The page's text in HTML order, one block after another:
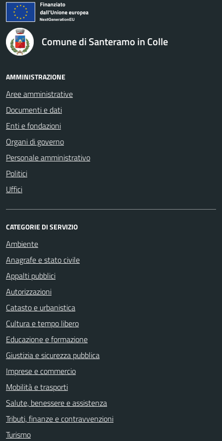
logo Unione Europea
Comune di Santeramo in Colle
AMMINISTRAZIONE
Aree amministrative
Documenti e dati
Enti e fondazioni
Organi di governo
Personale amministrativo
Politici
Uffici
CATEGORIE DI SERVIZIO
Ambiente
Anagrafe e stato civile
Appalti pubblici
Autorizzazioni
Catasto e urbanistica
Cultura e tempo libero
Educazione e formazione
Giustizia e sicurezza pubblica
Imprese e commercio
Mobilità e trasporti
Salute, benessere e assistenza
Tributi, finanze e contravvenzioni
Turismo